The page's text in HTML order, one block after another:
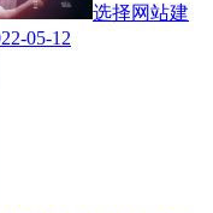
选择网站建
05-12